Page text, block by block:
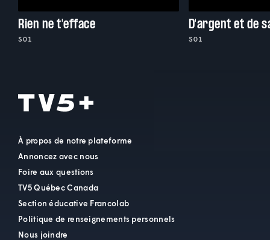
Rien ne t'efface
S01
D'argent et de
S01
À propos de notre plateforme
Annoncez avec nous
Foire aux questions
TV5 Québec Canada
Section éducative Francolab
Politique de renseignements personnels
Nous joindre